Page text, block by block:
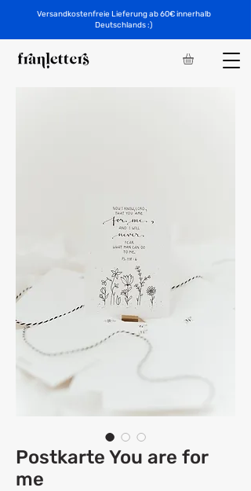
Versandkostenfreie Lieferung ab 60€ innerhalb
Deutschlands :)
Postkarte You are for
me